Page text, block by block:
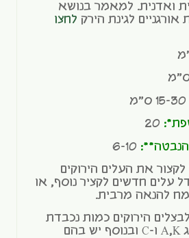
ואדנית. למאמר בנושא
אורגניים לגינת הירק לחצו
20
לקצור את העלים הירוקים
עלים חדשים לקציר נוסף, או
להנאה מרבית.
לבצלים הירוקים כמות נכבדת
של ויטמינים מסוג A,K ו-C ובנוסף יש בהם